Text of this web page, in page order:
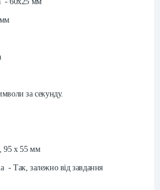
за секунду.
95 х 55 мм
- Так, залежно від завдання